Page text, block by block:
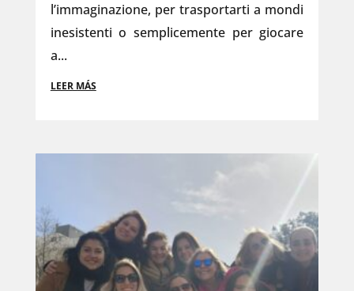
l’immaginazione, per trasportarti a mondi
inesistenti o semplicemente per giocare
a...
LEER MÁS